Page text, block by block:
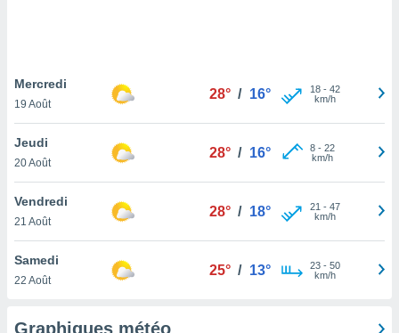
notre
que
et que
Mercredi
19 Août
28° / 16° 18- 42
km/h
Jeudi
20 Août
28° / 16° 8- 22
km/h
Vendredi
21 Août
28° / 18° 21 - 47
km/h
Samedi
22 Août
25° / 13° 23- 50
km/h
Graphiques météo